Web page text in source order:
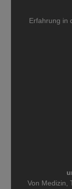
Erfahrung in
Von Medizin,